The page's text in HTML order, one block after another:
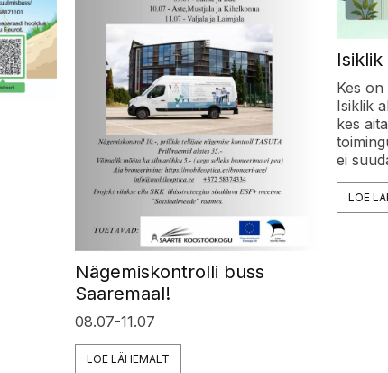
Nägemiskontrolli buss
Saaremaal!
08.07-11.07
LOE LÄHEMALT
Kes on
Isiklik
kes
ei
LOE